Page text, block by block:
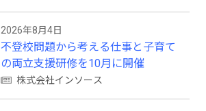
2026年8月4日
不登校問題から考える仕事と子育て
の両立支援研修を10月に開催
株式会社インソース